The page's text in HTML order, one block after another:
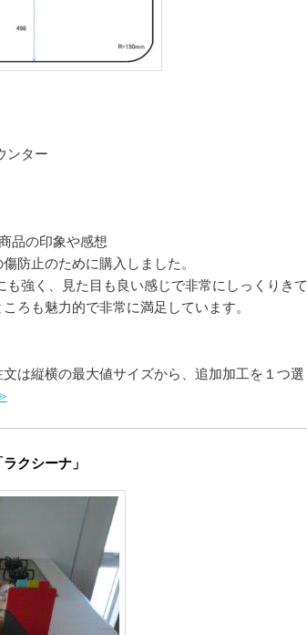
ンター
品の印象や感想
防止のために購入しました。
強く、見た目も良い感じで非常にしっくりきて
ろも魅力的で非常に満足しています。
は縦横の最大値サイズから、追加加工を１つ選
クシーナ」